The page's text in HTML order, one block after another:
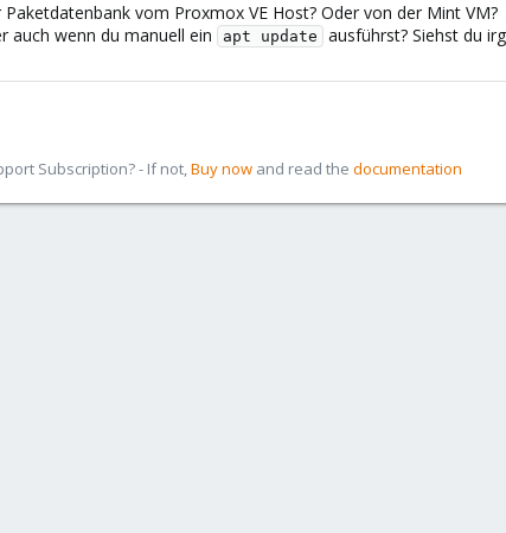
vom Proxmox VE Host? Oder von der Mint VM?
auch wenn du manuell ein
apt update ausführst? Siehst du
Subscription? - If not,Buy now and read the documentation